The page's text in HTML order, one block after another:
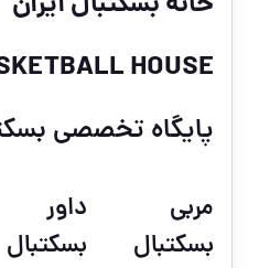
HOUSE
پایگاه تخصصی
مربی
بسکتبال
داور
بسکتبال